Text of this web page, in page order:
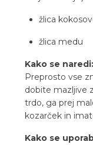
žlica
žlica medu
Kako se naredi:
Preprosto vse
dobite mazljive
trdo, ga prej
kozarček in
Kako se